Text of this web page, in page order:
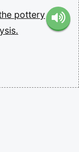
pottery